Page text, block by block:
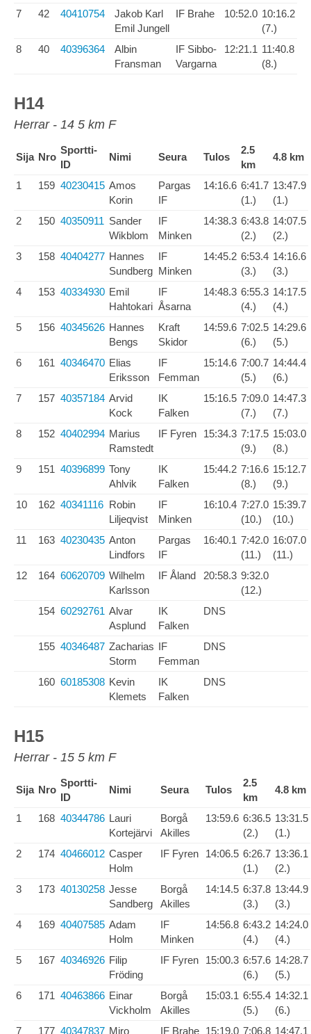
7
42 40410754
Jakob Karl
Emil Jungell
IF Brahe 10:52.0 10:16.2
(7.)
8
40 40396364
Albin
Fransman
IF Sibbo-
Vargarna
12:21.1 11:40.8
(8.)
H14
Herrar - 14 5 km F
Sija Nro
Sportti-
ID
Nimi Seura Tulos
2.5
km
4.8 km
1 159 40230415 Amos
Korin
Pargas
IF
14:16.6 6:41.7
(1.)
13:47.9
(1.)
2
150 40350911 Sander
Wikblom
IF
Minken
14:38.3 6:43.8
(2.)
14:07.5
(2.)
3
158 40404277 Hannes
Sundberg
IF
Minken
14:45.2 6:53.4
(3.)
14:16.6
(3.)
4
153 40334930 Emil
Hahtokari
IF
Åsarna
14:48.3 6:55.3
(4.)
14:17.5
(4.)
5
156 40345626 Hannes
Bengs
Kraft
Skidor
14:59.6 7:02.5
(6.)
14:29.6
(5.)
6
161 40346470 Elias
Eriksson
IF
Femman
15:14.6 7:00.7
(5.)
14:44.4
(6.)
7
157 40357184 Arvid
Kock
IK
Falken
15:16.5 7:09.0
(7.)
14:47.3
(7.)
8
152 40402994 Marius
Ramstedt
IF Fyren 15:34.3 7:17.5
(9.)
15:03.0
(8.)
9
151 40396899 Tony
Ahlvik
IK
Falken
15:44.2 7:16.6
(8.)
15:12.7
(9.)
10
162 40341116 Robin
Liljeqvist
IF
Minken
16:10.4 7:27.0
(10.)
15:39.7
(10.)
11
163 40230435 Anton
Lindfors
Pargas
IF
16:40.1 7:42.0
(11.)
16:07.0
(11.)
12
164 60620709 Wilhelm
Karlsson
IF Åland 20:58.3 9:32.0
(12.)
154 60292761 Alvar
Asplund
IK
Falken
DNS
155 40346487 Zacharias
Storm
IF
Femman
DNS
160 60185308 Kevin
Klemets
IK
Falken
DNS
H15
Herrar - 15 5 km F
Sija Nro
Sportti-
ID
Nimi Seura Tulos
2.5
km
4.8 km
1 168 40344786 Lauri
Kortejärvi
Borgå
Akilles
13:59.6 6:36.5
(2.)
13:31.5
(1.)
2
174 40466012 Casper
Holm
IF Fyren 14:06.5 6:26.7
(1.)
13:36.1
(2.)
3
173 40130258 Jesse
Sandberg
Borgå
Akilles
14:14.5 6:37.8
(3.)
13:44.9
(3.)
4
169 40407585 Adam
Holm
IF
Minken
14:56.8 6:43.2
(4.)
14:24.0
(4.)
5
167 40346926 Filip
Fröding
IF Fyren 15:00.3 6:57.6
(6.)
14:28.7
(5.)
6
171 40463866 Einar
Vickholm
Borgå
Akilles
15:03.1 6:55.4
(5.)
14:32.1
(6.)
7
177 40347837 Miro IF Brahe 15:19.0 7:06.8 14:47.1